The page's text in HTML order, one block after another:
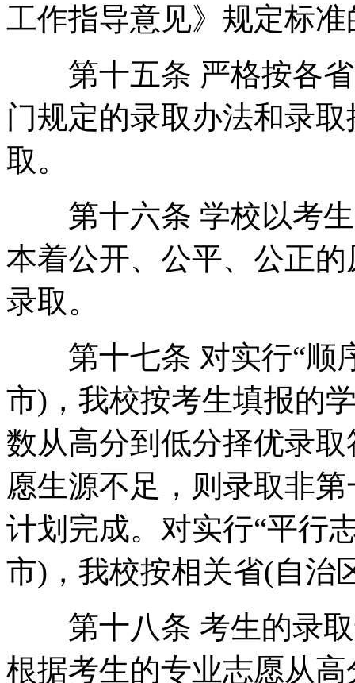
工作指导意见》规定标
第十五条 严格按各省(
门规定的录取办法和录
取。
第十六条 学校以考生
本着公开、公平、公正
录取。
第十七条 对实行“顺
市)，我校按考生填报的
数从高分到低分择优录
愿生源不足，则录取非
计划完成。对实行“平行
市)，我校按相关省(自治
第十八条 考生的录取
根据考生的专业志愿从